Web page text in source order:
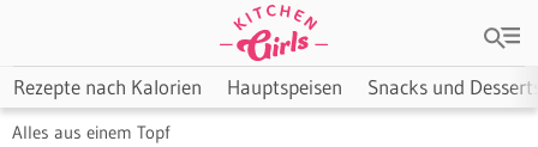
Rezepte nach Kalorien Hauptspeisen Snacks und
Alles aus einem Topf